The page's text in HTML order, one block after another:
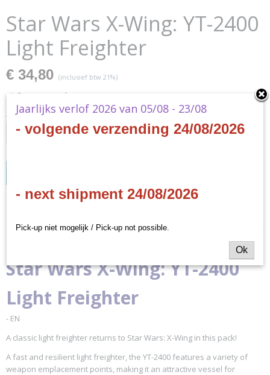
Star Wars X-Wing: YT-2400
Light Freighter
€ 34,80 (inclusief btw 21%)
✓ Op voorraad
Aantal
Productcode
841333122546
Atomic Mass Games
Star Wars X-Wing: YT-2400
Light Freighter
- EN
A classic light freighter returns to Star Wars: X-Wing in this pack!
A fast and resilient light freighter, the YT-2400 features a variety of
weapon emplacement points, making it an attractive vessel for
Jaarlijks verlof 2026 van 05/08 - 23/08
- volgende verzending 24/08/2026
- next shipment 24/08/2026
Pick-up niet mogelijk / Pick-up not possible.
Ok